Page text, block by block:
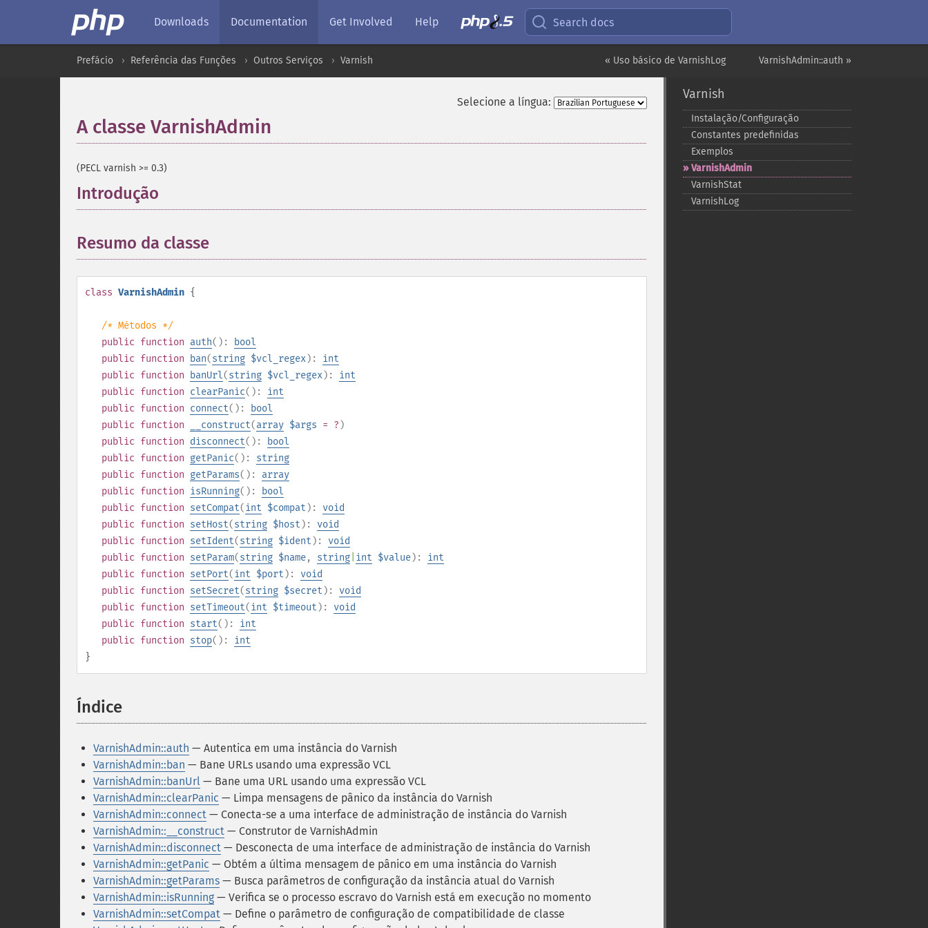
Downloads Documentation Get Involved Help Search docs
VarnishAdmin::auth »
« Uso básico de VarnishLog
Prefácio Referência das Funções Outros Serviços Varnish
Selecione a língua:
A classe VarnishAdmin
(PECL varnish >= 0.3)
Introdução
Resumo da classe
class VarnishAdmin {
/* Métodos */
public function auth():
bool
public function ban(string $vcl_regex): int
public function banUrl(string $vcl_regex): int
public function clearPanic(): int
public function connect():
bool
public function __construct(array $args = ? )
public function disconnect():
bool
public function getPanic(): string
public function getParams(): array
public function isRunning():
bool
public function setCompat(int $compat ): void
public function setHost(string $host ): void
public function setIdent(string $ident ): void
public function setParam(string $name, string int $value): int
public function setPort(int $port ): void
public function setSecret(string $secret ): void
public function setTimeout(int $timeout ): void
public function start(): int
public function stop(): int
}
Índice
VarnishAdmin::auth — Autentica em uma instância do Varnish
VarnishAdmin::ban — Bane URLs usando uma expressão VCL
VarnishAdmin::banUrl — Bane uma URL usando uma expressão VCL
VarnishAdmin::clearPanic — Limpa mensagens de pânico da instância do Varnish
VarnishAdmin::connect — Conecta-se a uma interface de administração de instância do Varnish
VarnishAdmin::__construct — Construtor de VarnishAdmin
VarnishAdmin::disconnect — Desconecta de uma interface de administração de instância do Varnish
VarnishAdmin::getPanic — Obtém a última mensagem de pânico em uma instância do Varnish
VarnishAdmin::getParams — Busca parâmetros de configuração da instância atual do Varnish
VarnishAdmin::isRunning — Verifica se o processo escravo do Varnish está em execução no momento
VarnishAdmin::setCompat — Define o parâmetro de configuração de compatibilidade de classe
Varnish
Instalação/Configuração
Constantes predefinidas
Exemplos
VarnishAdmin
VarnishStat
VarnishLog